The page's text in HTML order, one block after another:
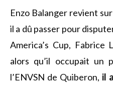
Enzo Balanger revient sur
il a dû passer pour
America’s Cup, Fabrice
alors qu’il occupait un
l’ENVSN de Quiberon, il